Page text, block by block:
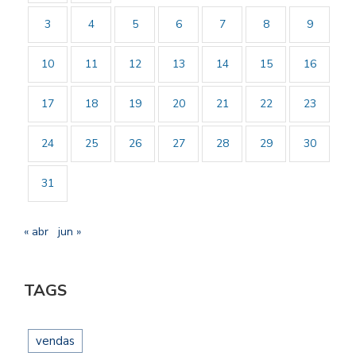
3 4 5 6 7 8 9
10 11 12 13 14 15 16
17 18 19 20 21 22 23
24 25 26 27 28 29 30
31
« abr jun »
TAGS
vendas